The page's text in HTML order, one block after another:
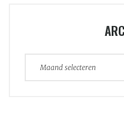
Archieven